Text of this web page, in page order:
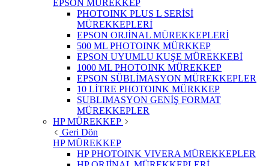
EPSON MÜREKKEP
PHOTOINK PLUS L SERİSİ
MÜREKKEPLERİ
EPSON ORJİNAL MÜREKKEPLERİ
500 ML PHOTOINK MÜRKKEP
EPSON UYUMLU KUŞE MÜREKKEBİ
1000 ML PHOTOINK MÜREKKEP
EPSON SÜBLİMASYON MÜREKKEPLER
10 LİTRE PHOTOINK MÜRKKEP
SUBLIMASYON GENİŞ FORMAT
MÜREKKEPLER
HP MÜREKKEP
Geri Dön
HP MÜREKKEP
HP PHOTOINK VIVERA MÜREKKEPLER